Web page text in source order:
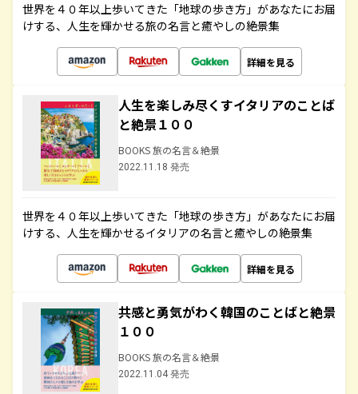
世界を４０年以上歩いてきた「地球の歩き方」があなたにお届
けする、人生を輝かせる旅の名言と癒やしの絶景集
詳細を見る
人生を楽しみ尽くすイタリアのことば
と絶景１００
BOOKS 旅の名言＆絶景
2022.11.18 発売
世界を４０年以上歩いてきた「地球の歩き方」があなたにお届
けする、人生を輝かせるイタリアの名言と癒やしの絶景集
詳細を見る
共感と勇気がわく韓国のことばと絶景
１００
BOOKS 旅の名言＆絶景
2022.11.04 発売